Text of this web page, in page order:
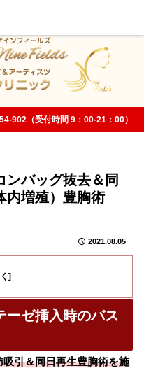
902（受付時間 9：00-21：00）
ンバッグ抜去＆同
内増殖）豊胸術
2021.08.05
ーゼ挿入時のバス
引＆同日再生豊胸術を施